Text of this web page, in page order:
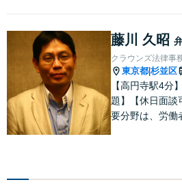
藤川 久昭
クラウンズ法律事
東京都 杉並区
【高円寺駅4分
題】【休日面談
要分野は、労働